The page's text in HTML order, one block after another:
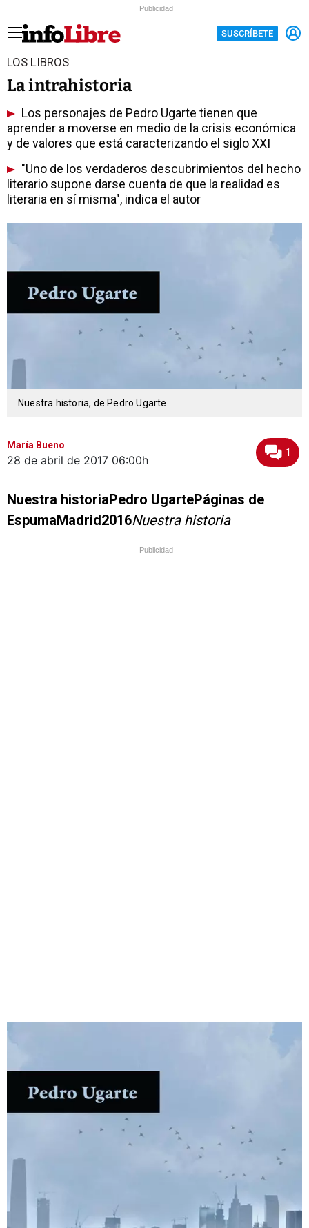
Publicidad
SUSCRÍBETE
LOS LIBROS
La intrahistoria
Los personajes de Pedro Ugarte tienen que
aprender a moverse en medio de la crisis económica
y de valores que está caracterizando el siglo XXI
"Uno de los verdaderos descubrimientos del hecho
literario supone darse cuenta de que la realidad es
literaria en sí misma", indica el autor
Nuestra historia, de Pedro Ugarte.
María Bueno
28 de abril de 2017 06:00h
1
Nuestra historiaPedro UgartePáginas de
EspumaMadrid2016Nuestra historia
Publicidad